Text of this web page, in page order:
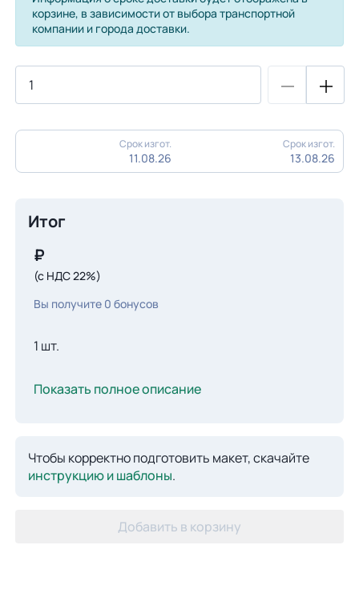
корзине, в зависимости от выбора транспортной
компании и города доставки.
Срок изгот.
11.08.26
Срок изгот.
13.08.26
Итог
₽
(с НДС 22%)
Вы получите 0 бонусов
1 шт.
Показать полное описание
Чтобы корректно подготовить макет, скачайте
инструкцию и шаблоны.
Добавить в корзину